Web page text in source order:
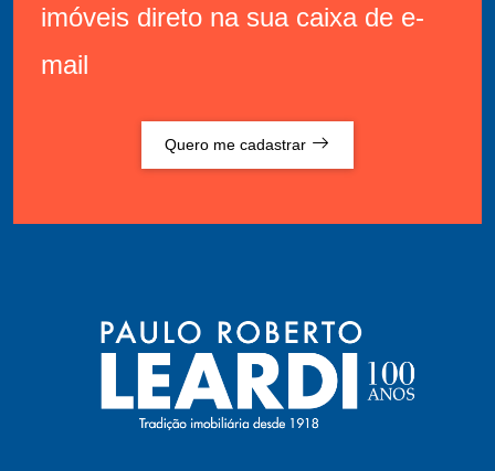
imóveis direto na sua caixa de e-
mail
Quero me cadastrar